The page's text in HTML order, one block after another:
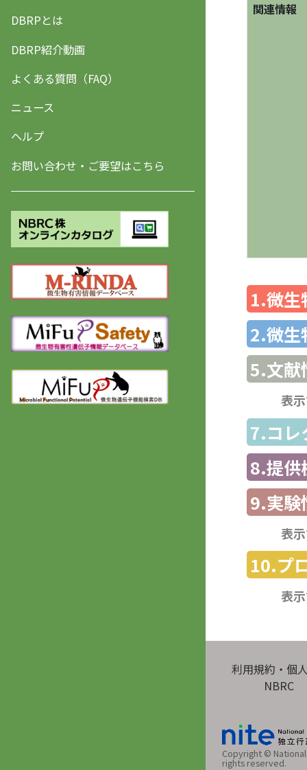
DBRPとは
DBRP紹介動画
よくある質問（FAQ）
ニュース
ヘルプ
お問い合わせ・ご要望はこちら
関連情報
1.微生
2.微生
5.文献
表
7.コレ
8.提供
9.実験
表
10.プ
表
利用規約・個
NBRC
Copyright ©
rights reserved.